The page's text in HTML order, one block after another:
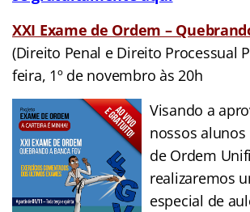
XXI Exame de Ordem –
(Direito Penal e Direito Processual
feira, 1º de novembro às 20h
Visando a
nossos alunos
de Ordem
realizaremos
especial de